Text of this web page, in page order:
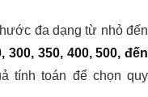
đa dạng từ nhỏ đến
300, 350, 400, 500, đến
tính toán để chọn quy